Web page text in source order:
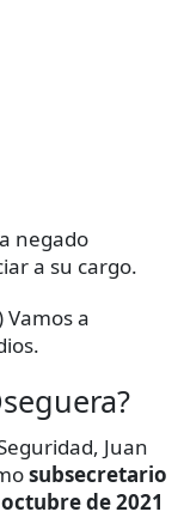
negado
a su cargo.
Vamos a
Juan
subsecretario
octubre de 2021